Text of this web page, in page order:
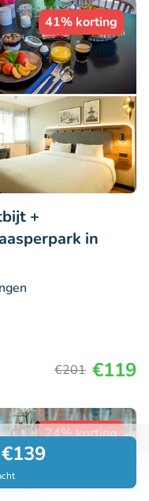
€139
41% korting
+
in
€201 €119
24% korting